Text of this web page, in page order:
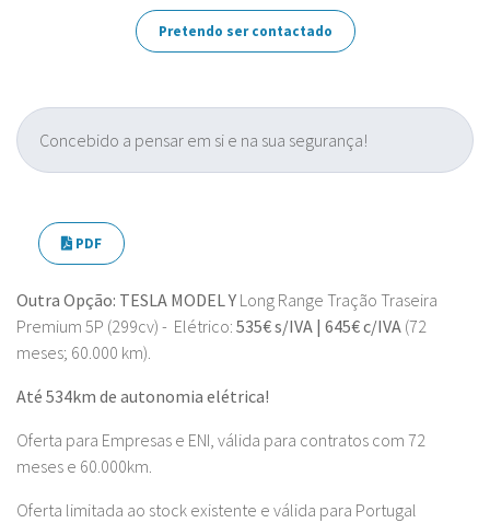
Pretendo ser contactado
Concebido a pensar em si e na sua segurança!
PDF
Outra Opção: TESLA MODEL Y Long Range Tração Traseira
Premium 5P (299cv) - Elétrico: 535€ s/IVA | 645€ c/IVA (72
meses; 60.000 km).
Até 534km de autonomia elétrica!
Oferta para Empresas e ENI, válida para contratos com 72
meses e 60.000km.
Oferta limitada ao stock existente e válida para Portugal